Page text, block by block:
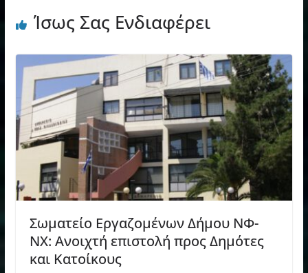
Ίσως Σας Ενδιαφέρει
Σωματείο Εργαζομένων Δήμου ΝΦ-
ΝΧ: Ανοιχτή επιστολή προς Δημότες
και Κατοίκους